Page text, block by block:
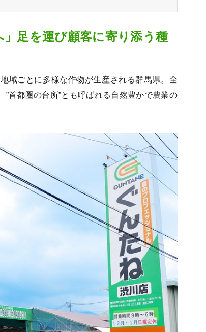
」足を運び顧客に寄り添う種
域ごとに多様な作物が生産される群馬県。全
首都圏の台所”とも呼ばれる自然豊かで農業の